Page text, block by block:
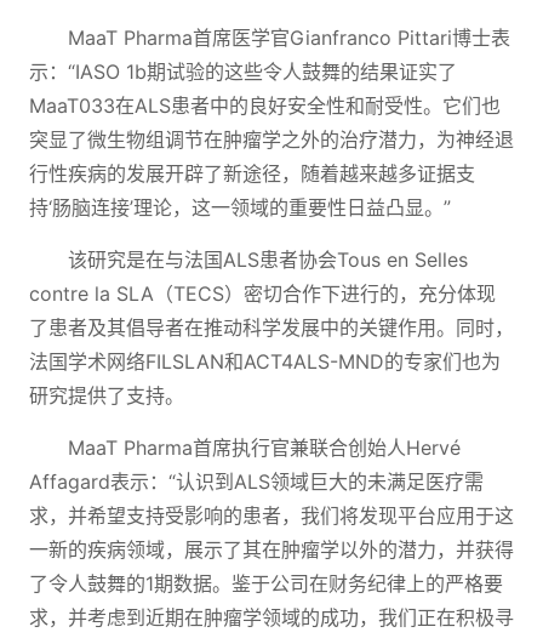
MaaT Pharma首席医学官Gianfranco Pittari博士表
示：“IASO 1b期试验的这些令人鼓舞的结果证实了
MaaT033在ALS患者中的良好安全性和耐受性。它们也
突显了微生物组调节在肿瘤学之外的治疗潜力，为神经退
行性疾病的发展开辟了新途径，随着越来越多证据支
持‘肠脑连接’理论，这一领域的重要性日益凸显。”
该研究是在与法国ALS患者协会Tous en Selles
contre la SLA（TECS）密切合作下进行的，充分体现
了患者及其倡导者在推动科学发展中的关键作用。同时，
法国学术网络FILSLAN和ACT4ALS-MND的专家们也为
研究提供了支持。
MaaT Pharma首席执行官兼联合创始人Hervé
Affagard表示：“认识到ALS领域巨大的未满足医疗需
求，并希望支持受影响的患者，我们将发现平台应用于这
一新的疾病领域，展示了其在肿瘤学以外的潜力，并获得
了令人鼓舞的1期数据。鉴于公司在财务纪律上的严格要
求，并考虑到近期在肿瘤学领域的成功，我们正在积极寻